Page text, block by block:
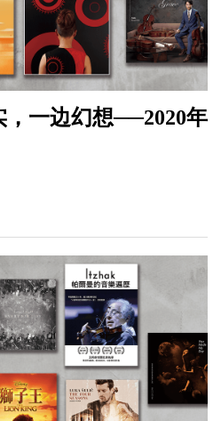
一边幻想──2020年